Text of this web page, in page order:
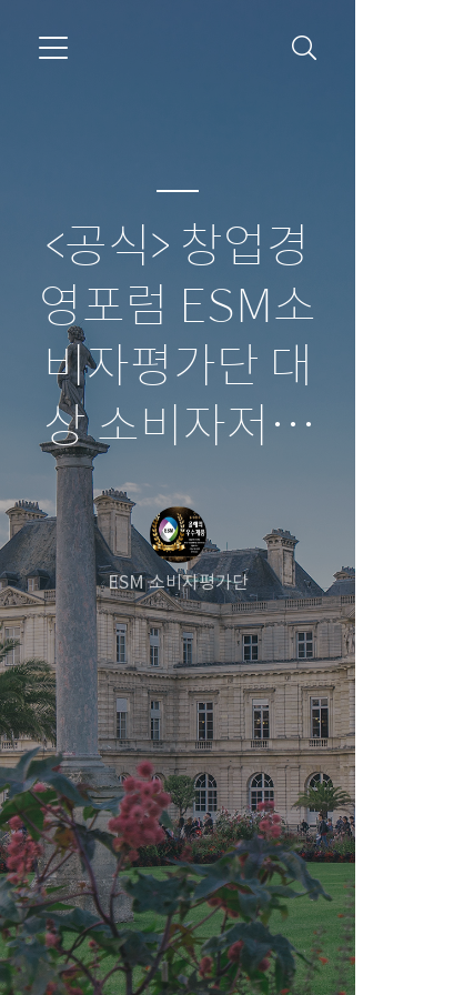
<공식> 창업경
영포럼 ESM소
비자평가단 대
상 소비자저널
보도자료
ESM 소비자평가단